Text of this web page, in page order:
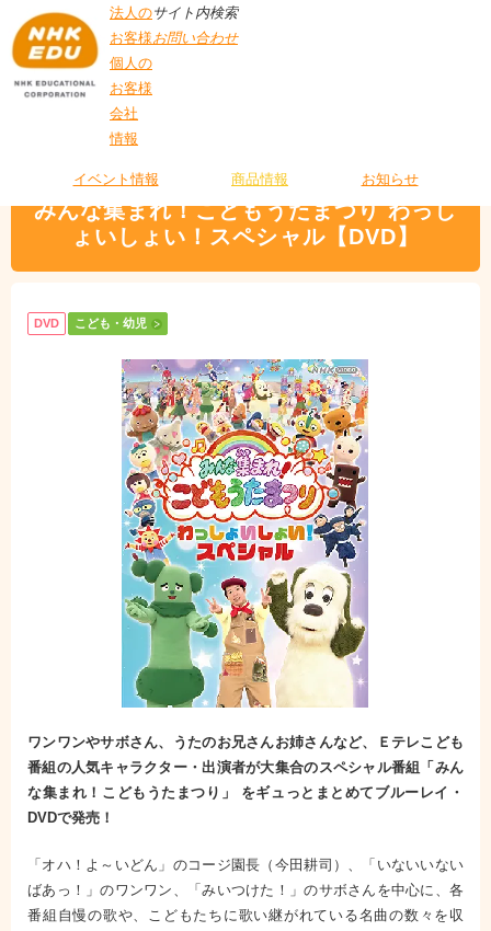
法人の
お客様
個人の
お客様
会社
情報
サイト内検索
お問い合わせ
イベント情報 商品情報 お知らせ
ょい！スペシャル【DVD】
みんな集まれ！こどもうたまつり わっし
ょいしょい！スペシャル【DVD】
DVD こども・幼児
ワンワンやサボさん、うたのお兄さんお姉さんなど、Ｅテレこども
番組の人気キャラクター・出演者が大集合のスペシャル番組「みん
な集まれ！こどもうたまつり」 をギュっとまとめてブルーレイ・
DVDで発売！
「オハ！よ～いどん」のコージ園長（今田耕司）、「いないいない
ばあっ！」のワンワン、「みいつけた！」のサボさんを中心に、各
番組自慢の歌や、こどもたちに歌い継がれている名曲の数々を収